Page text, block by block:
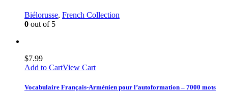
Biélorusse, French Collection
0 out of 5
$7.99
Add to CartView Cart
Vocabulaire Français-Arménien pour l’autoformation – 7000 mots